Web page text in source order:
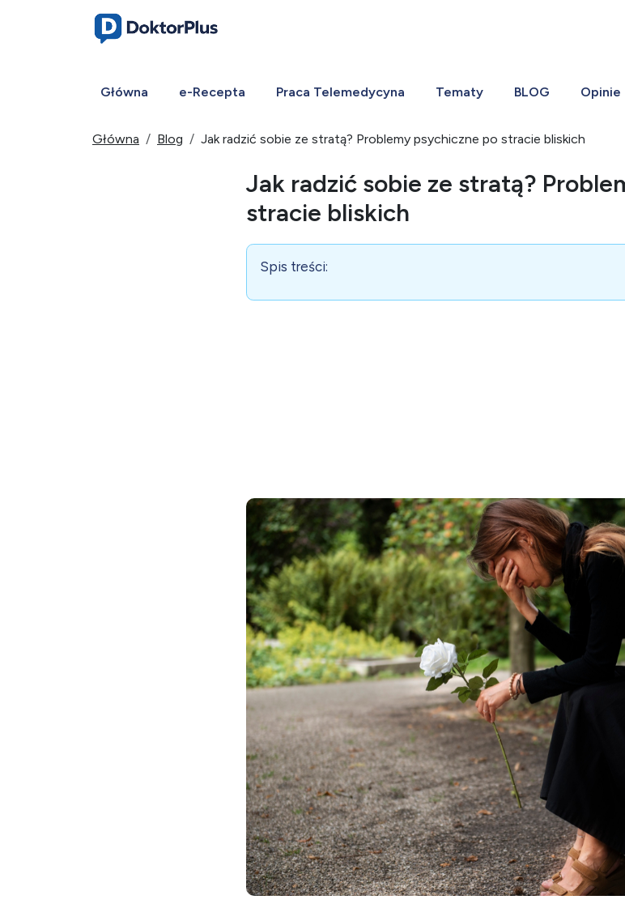
Główna e-Recepta Praca Telemedycyna Tematy BLOG Opinie
Główna Blog Jak radzić sobie ze stratą? Problemy psychiczne po stracie bliskich
Jak radzić sobie ze stratą?
stracie bliskich
Spis treści: